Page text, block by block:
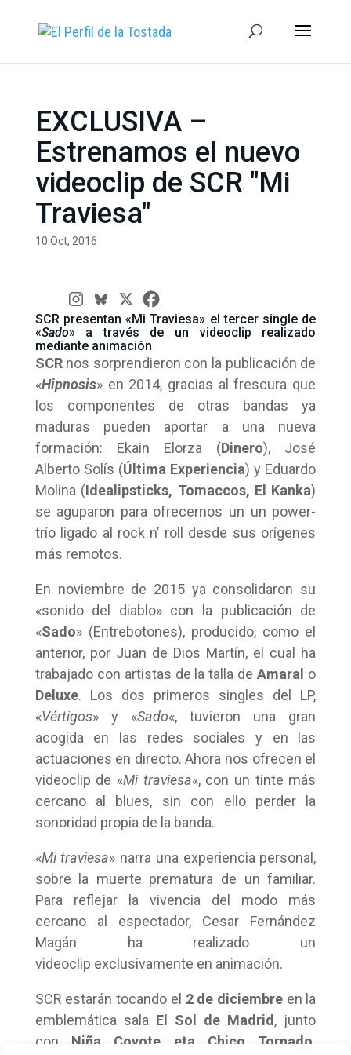
EXCLUSIVA –
Estrenamos el nuevo
videoclip de SCR "Mi
Traviesa"
10 Oct, 2016
SCR presentan «Mi Traviesa» el tercer single de
«Sado» a través de un videoclip realizado
mediante animación
SCRnos sorprendieron con la publicación de
«Hipnosis» en 2014, gracias al frescura que
los componentes de otras bandas ya
maduras pueden aportar a una nueva
formación: Ekain Elorza (Dinero), José
Alberto Solís (Última Experiencia) y Eduardo
Molina (Idealipsticks, Tomaccos, El Kanka)
se aguparon para ofrecernos un un power-
trío ligado al rock n’ roll desde sus orígenes
más remotos.
En noviembre de 2015 ya consolidaron su
«sonido del diablo» con la publicación de
«Sado» (Entrebotones), producido, como el
anterior, por Juan de Dios Martín, el cual ha
trabajado con artistas de la talla deAmaral o
Deluxe. Los dos primeros singles del LP,
«Vértigos» y «Sado«, tuvieron una gran
acogida en las redes sociales y en las
actuaciones en directo. Ahora nos ofrecen el
videoclip de «Mi traviesa«, con un tinte más
cercano al blues, sin con ello perder la
sonoridad propia de la banda.
«Mi traviesa» narra una experiencia personal,
sobre la muerte prematura de un familiar.
Para reflejar la vivencia del modo más
cercano al espectador, Cesar Fernández
Magán ha realizado un
videoclip exclusivamente en animación.
SCR estarán tocando el 2 de diciembreen la
emblemática sala El Sol de Madrid , junto
con Niña Coyote eta Chico Tornado